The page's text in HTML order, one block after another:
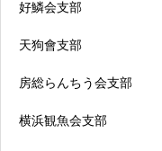
好鱗会支部
天狗會支部
房総らんちう会支部
横浜観魚会支部